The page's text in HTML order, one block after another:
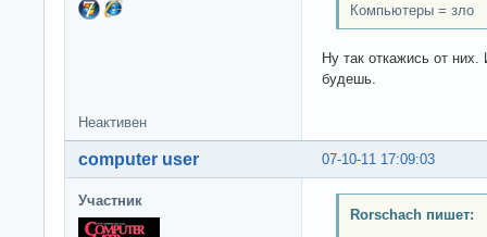
Компьютеры = зло
Ну так откажись от
будешь.
Неактивен
07-10-11 17:09:03
computer user
Участник
Rorschach пишет: